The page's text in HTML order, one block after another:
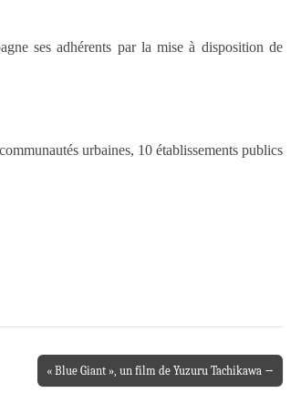
ses adhérents par la mise à disposition de
urbaines, 10 établissements publics
« Blue Giant », un film de Yuzuru Tachikawa →